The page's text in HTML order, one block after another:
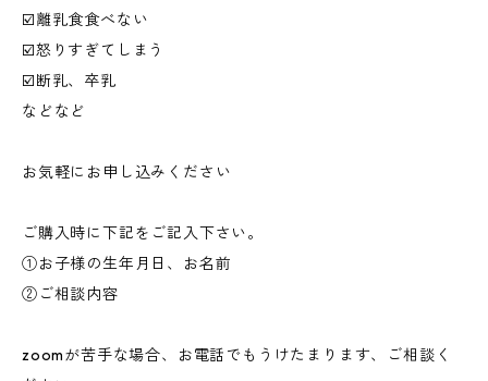
☑️離乳食食べない
☑️怒りすぎてしまう
☑️断乳、卒乳
などなど
お気軽にお申し込みください
ご購入時に下記をご記入下さい。
①お子様の生年月日、お名前
②ご相談内容
zoomが苦手な場合、お電話でもうけたまります、ご相談く